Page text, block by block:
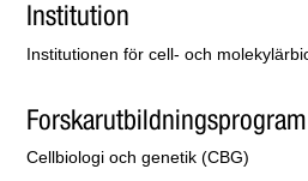
Institution
Institutionen för cell- och
Forskarutbildningsprogram
Cellbiologi och genetik (CBG)